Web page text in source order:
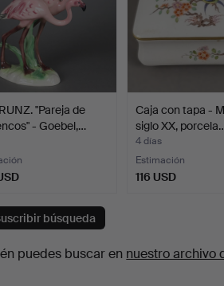
"Pareja de
- Goebel,…
Caja con tapa -
siglo XX,
4 días
Estimación
116 USD
búsqueda
puedes buscar en nuestro archivo